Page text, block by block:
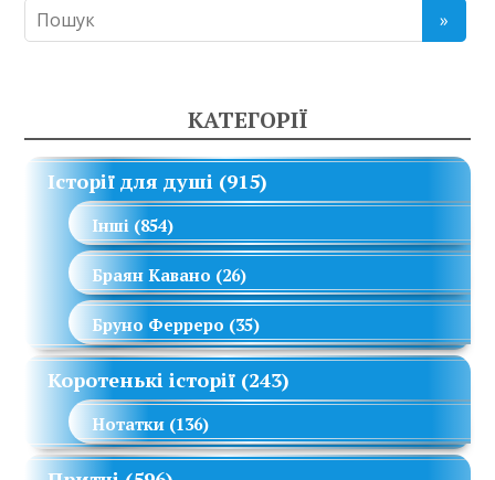
КАТЕГОРІЇ
Історії для душі (915)
Інші (854)
Браян Кавано (26)
Бруно Ферреро (35)
Коротенькі історії (243)
Нотатки (136)